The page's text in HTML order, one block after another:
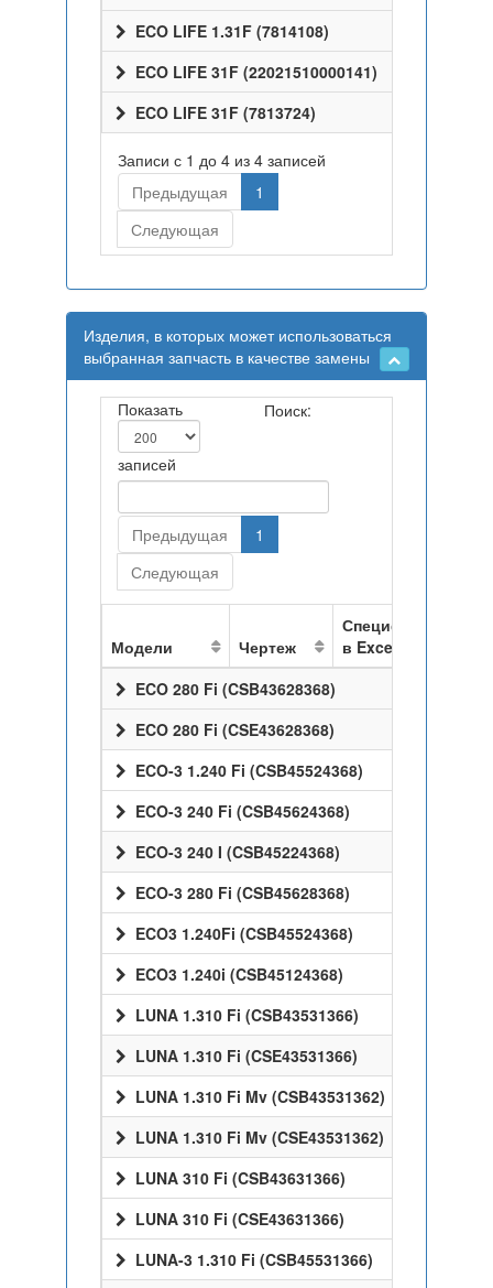
ECO LIFE 1.31F (7814108)
ECO LIFE 31F (22021510000141)
ECO LIFE 31F (7813724)
Записи с 1 до 4 из 4 записей
Предыдущая
1
Следующая
Изделия, в которых может использоваться
выбранная запчасть в качестве замены
Показать
записей
Поиск:
Предыдущая
1
Следующая
Модели Чертеж
Спецификация
в Excel
ECO 280 Fi (CSB43628368)
ECO 280 Fi (CSE43628368)
ECO-3 1.240 Fi (CSB45524368)
ECO-3 240 Fi (CSB45624368)
ECO-3 240 I (CSB45224368)
ECO-3 280 Fi (CSB45628368)
ECO3 1.240Fi (CSB45524368)
ECO3 1.240i (CSB45124368)
LUNA 1.310 Fi (CSB43531366)
LUNA 1.310 Fi (CSE43531366)
LUNA 1.310 Fi Mv (CSB43531362)
LUNA 1.310 Fi Mv (CSE43531362)
LUNA 310 Fi (CSB43631366)
LUNA 310 Fi (CSE43631366)
LUNA-3 1.310 Fi (CSB45531366)